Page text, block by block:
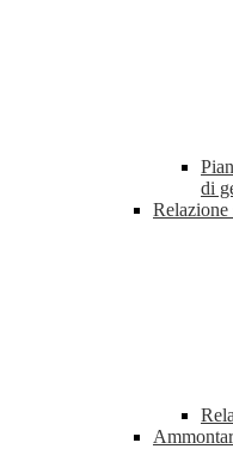
di
Relazione